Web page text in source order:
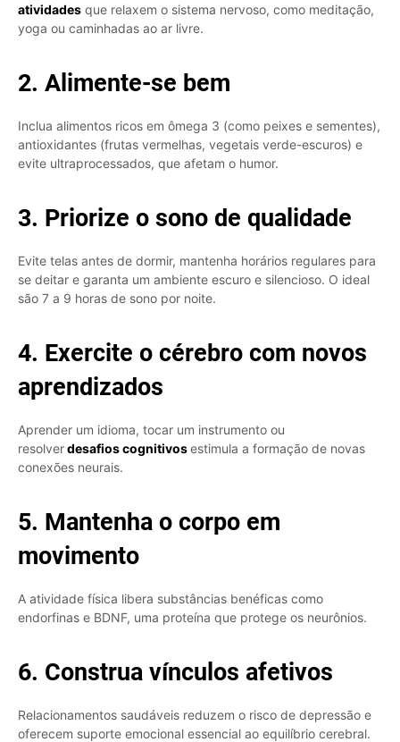
atividades que relaxem o sistema nervoso, como meditação,
yoga ou caminhadas ao ar livre.
2. Alimente-se bem
Inclua alimentos ricos em ômega 3 (como peixes e sementes),
antioxidantes (frutas vermelhas, vegetais verde-escuros) e
evite ultraprocessados, que afetam o humor.
3. Priorize o sono de qualidade
Evite telas antes de dormir, mantenha horários regulares para
se deitar e garanta um ambiente escuro e silencioso. O ideal
são 7 a 9 horas de sono por noite.
4. Exercite o cérebro com novos
aprendizados
Aprender um idioma, tocar um instrumento ou
resolverdesafios cognitivosestimula a formação de novas
conexões neurais.
5. Mantenha o corpo em
movimento
A atividade física libera substâncias benéficas como
endorfinas e BDNF, uma proteína que protege os neurônios.
6. Construa vínculos afetivos
Relacionamentos saudáveis reduzem o risco de depressão e
oferecem suporte emocional essencial ao equilíbrio cerebral.